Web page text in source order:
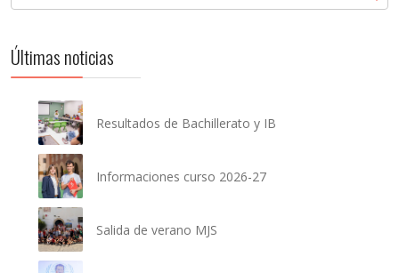
Últimas noticias
Resultados de Bachillerato y IB
Informaciones curso 2026-27
Salida de verano MJS